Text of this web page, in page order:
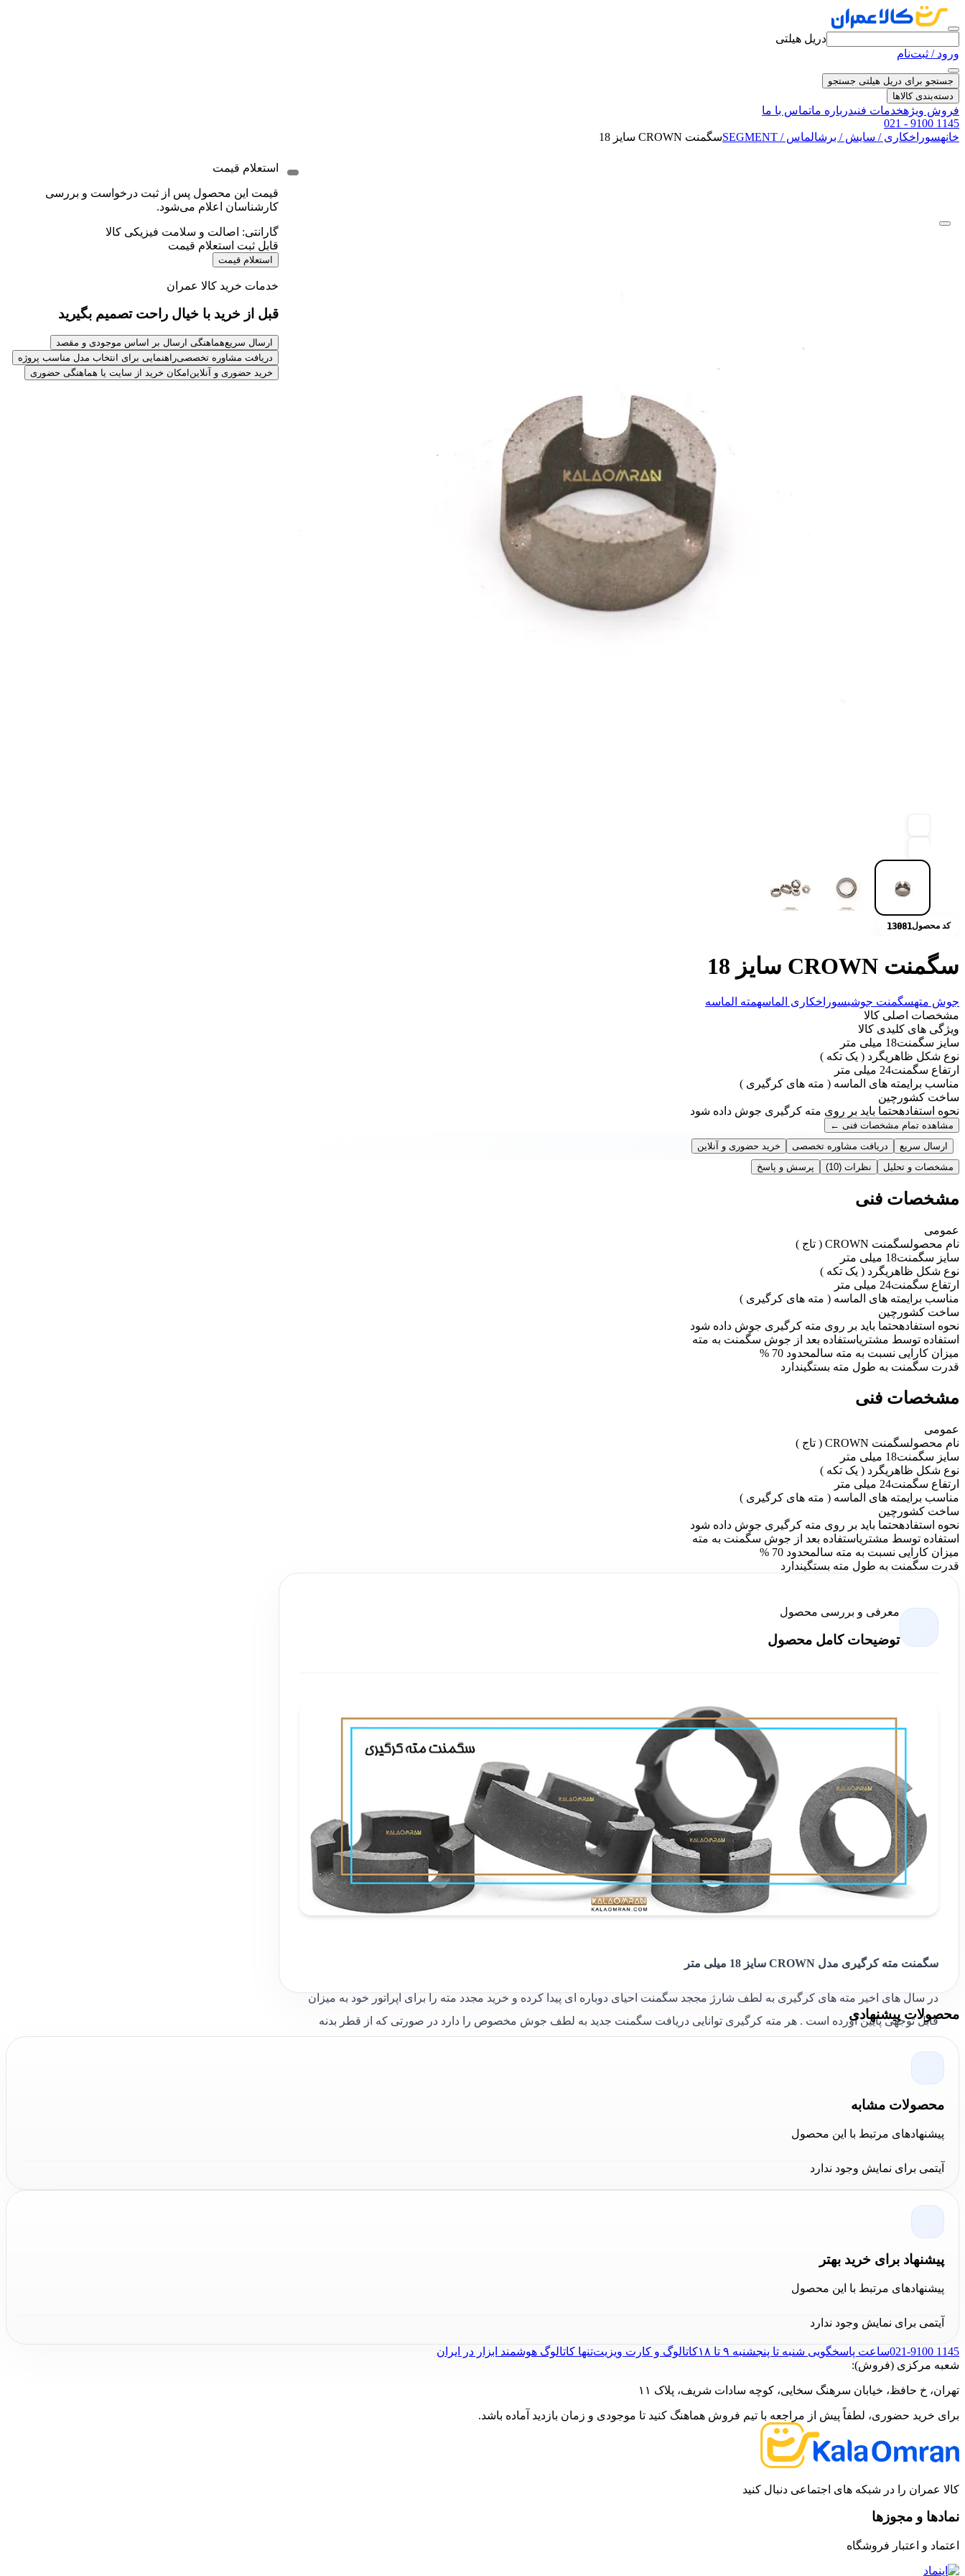
دریل هیلتی
ورود / ثبت‌نام
جستجو برای دریل هیلتی جستجو
دسته‌بندی کالاها
فروش ویژهخدمات فنیدرباره ماتماس با ما
021 - 9100 1145
خانهسوراخکاری / سایش / برشالماس / SEGMENT سگمنت CROWN سایز 18
کد محصول13081
سگمنت CROWN سایز 18
جوش متهسگمنت جوشیسوراخکاری الماسهمته الماسه
مشخصات اصلی کالا
ویژگی های کلیدی کالا
سایز سگمنت18 میلی متر
نوع شکل ظاهریگرد ( یک تکه )
ارتفاع سگمنت24 میلی متر
مناسب برایمته های الماسه ( مته های کرگیری )
ساخت کشور چین
نحوه استفادهحتما باید بر روی مته کرگیری جوش داده شود
مشاهده تمام مشخصات فنی ←
ارسال سریع
دریافت مشاوره تخصصی
خرید حضوری و آنلاین
مشخصات و تحلیل
نظرات (10) پرسش و پاسخ
مشخصات فنی
عمومی
نام محصولسگمنت CROWN ( تاج )
سایز سگمنت18 میلی متر
نوع شکل ظاهریگرد ( یک تکه )
ارتفاع سگمنت24 میلی متر
مناسب برایمته های الماسه ( مته های کرگیری )
ساخت کشور چین
نحوه استفادهحتما باید بر روی مته کرگیری جوش داده شود
استفاده توسط مشتریاستفاده بعد از جوش سگمنت به مته
میزان کارایی نسبت به مته سالمحدود 70 %
قدرت سگمنت به طول مته بستگیندارد
مشخصات فنی
عمومی
نام محصولسگمنت CROWN ( تاج )
سایز سگمنت18 میلی متر
نوع شکل ظاهریگرد ( یک تکه )
ارتفاع سگمنت24 میلی متر
مناسب برایمته های الماسه ( مته های کرگیری )
ساخت کشور چین
نحوه استفادهحتما باید بر روی مته کرگیری جوش داده شود
استفاده توسط مشتریاستفاده بعد از جوش سگمنت به مته
میزان کارایی نسبت به مته سالمحدود 70 %
قدرت سگمنت به طول مته بستگیندارد
معرفی و بررسی محصول
توضیحات کامل محصول
سگمنت مته کرگیری مدل CROWN سایز 18 میلی متر
در سال های اخیر مته های کرگیری به لطف شارژ مججد سگمنت احیای دوباره ای پیدا کرده و خرید مجدد مته را برای اپراتور خود به میزان
قابل توجهی پایین آورده است . هر مته کرگیری توانایی دریافت سگمنت جدید به لطف جوش مخصوص را دارد در صورتی که از قطر بدنه
محصول که قصد معرفی به شما را داریم
پایین می باشد . سایز این سگمنت
- قبول جوش حرفه ای سگمنت به مته برای مشتریانی که از سایت کالا عمران مته کرگیری خریداری کرده اند
تمامی مطالب ذکر شده متعلق به سایت کالا عمران بوده و استفاده از آن پیگرد قانونی دارد
استعلام قیمت
قیمت این محصول پس از ثبت درخواست و بررسی
کارشناسان اعلام می‌شود.
گارانتی: اصالت و سلامت فیزیکی کالا
قابل ثبت استعلام قیمت
استعلام قیمت
خدمات خرید کالا عمران
قبل از خرید با خیال راحت تصمیم بگیرید
ارسال سریعهماهنگی ارسال بر اساس موجودی و مقصد
دریافت مشاوره تخصصیراهنمایی برای انتخاب مدل مناسب پروژه
خرید حضوری و آنلاین امکان خرید از سایت یا هماهنگی حضوری
محصولات پیشنهادی
محصولات مشابه
پیشنهادهای مرتبط با این محصول
آیتمی برای نمایش وجود ندارد
پیشنهاد برای خرید بهتر
پیشنهادهای مرتبط با این محصول
آیتمی برای نمایش وجود ندارد
021-9100 1145ساعت پاسخگویی شنبه تا پنجشنبه ۹ تا ۱۸ کاتالوگ و کارت ویزیتتنها کاتالوگ هوشمند ابزار در ایران
شعبه مرکزی (فروش):
تهران، خ حافظ، خیابان سرهنگ سخایی، کوچه سادات شریف، پلاک ۱۱
برای خرید حضوری، لطفاً پیش از مراجعه با تیم فروش هماهنگ کنید تا موجودی و زمان بازدید آماده باشد.
کالا عمران را در شبکه های اجتماعی دنبال کنید
نمادها و مجوزها
اعتماد و اعتبار فروشگاه